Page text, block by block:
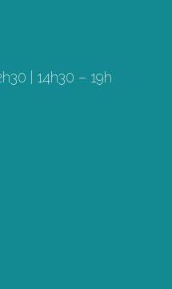
| 14h30 – 19h